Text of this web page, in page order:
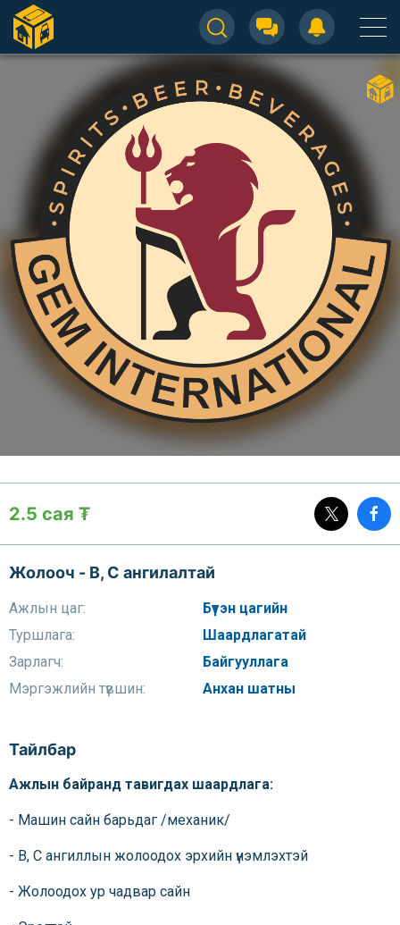
2.5 сая ₮
Жолооч - B, C ангилалтай
Ажлын цаг:
Бүтэн цагийн
Туршлага:
Шаардлагатай
Зарлагч:
Байгууллага
Мэргэжлийн түвшин:
Анхан шатны
Тайлбар
Ажлын байранд тавигдах шаардлага:
- Машин сайн барьдаг /механик/
- В, C ангиллын жолоодох эрхийн үнэмлэхтэй
- Жолоодох ур чадвар сайн